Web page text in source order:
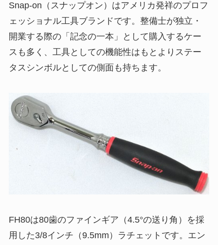
Snap-on（スナップオン）はアメリカ発祥のプロフ
ェッショナル工具ブランドです。整備士が独立・
開業する際の「記念の一本」として購入するケー
スも多く、工具としての機能性はもとよりステー
タスシンボルとしての側面も持ちます。
FH80は80歯のファインギア（4.5°の送り角）を採
用した3/8インチ（9.5mm）ラチェットです。エン